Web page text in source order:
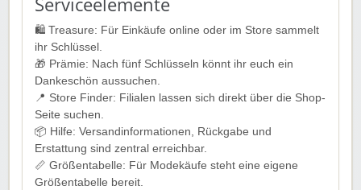
🛍️ Treasure: Für Einkäufe online oder im Store sammelt
ihr Schlüssel.
🎁 Prämie: Nach fünf Schlüsseln könnt ihr euch ein
Dankeschön aussuchen.
📍 Store Finder: Filialen lassen sich direkt über die Shop-
Seite suchen.
📦 Hilfe: Versandinformationen, Rückgabe und
Erstattung sind zentral erreichbar.
📏 Größentabelle: Für Modekäufe steht eine eigene
Größentabelle bereit.